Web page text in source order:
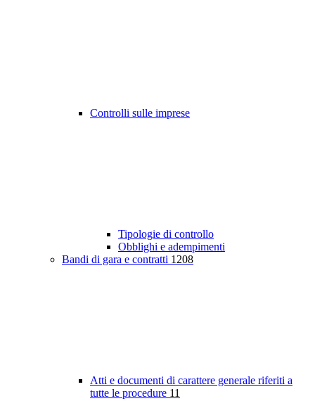
Controlli sulle imprese
Tipologie di controllo
Obblighi e adempimenti
Bandi di gara e contratti 1208
Atti e documenti di carattere generale riferiti a
tutte le procedure 11